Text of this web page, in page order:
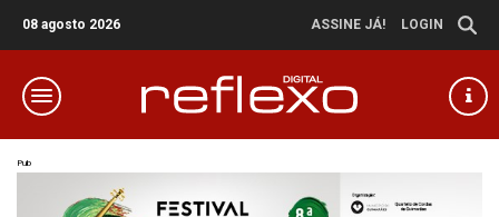
08 agosto 2026 ASSINE JÁ! LOGIN
Pub